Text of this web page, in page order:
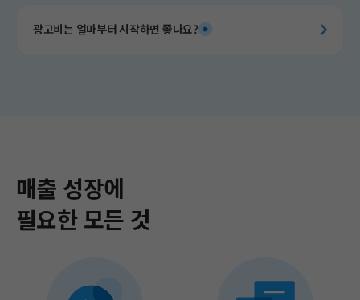
광고비는 얼마부터 시작하면 좋나요?
매출 성장에
필요한 모든 것​